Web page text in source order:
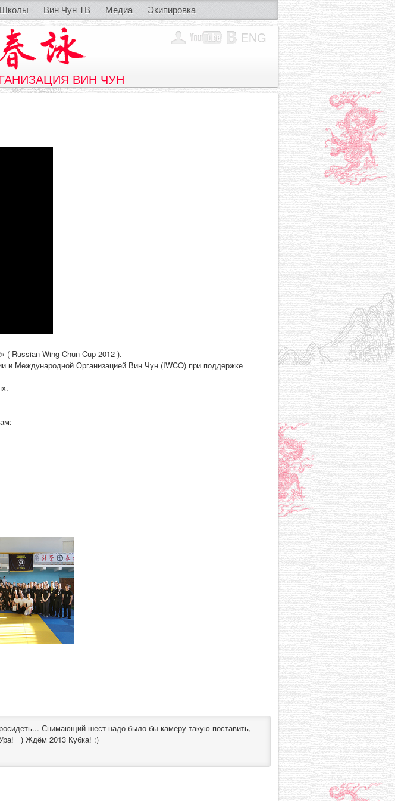
Школы Вин Чун ТВ Медиа Экипировка
ENG
ВИН ЧУН
( Russian Wing Chun Cup 2012 ).
и Международной Организацией Вин Чун (IWCO) при поддержке
Снимающий шест надо было бы камеру такую поставить,
=) Ждём 2013 Кубка! :)